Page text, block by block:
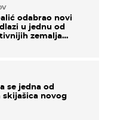
odabrao novi
u jednu od
zemalja
se jedna od
skijašica novog